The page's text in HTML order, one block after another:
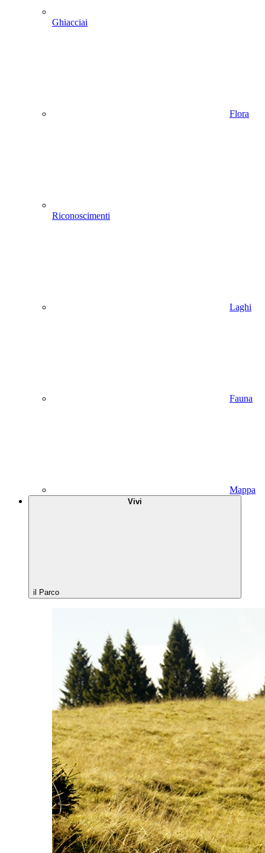
Ghiacciai
Flora
Riconoscimenti
Laghi
Fauna
Mappa
Vivi
il Parco